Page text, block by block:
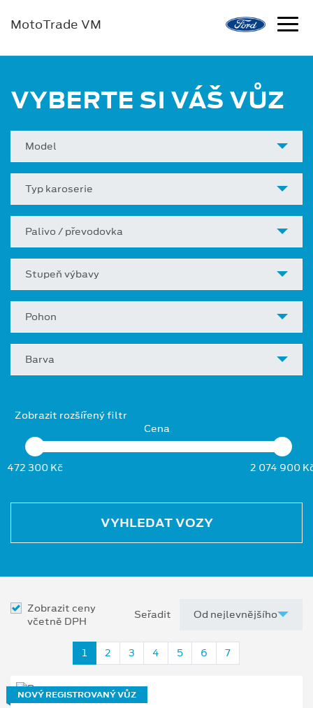
MotoTrade VM
VYBERTE SI VÁŠ VŮZ
Model
Typ karoserie
Palivo / převodovka
Stupeň výbavy
Pohon
Barva
Zobrazit rozšířený filtr
Cena
472 300 Kč 2 074 900
VYHLEDAT VOZY
Zobrazit ceny
včetně DPH
Seřadit
1 2 3 4 5 6 7
NOVÝ REGISTROVANÝ VŮZ